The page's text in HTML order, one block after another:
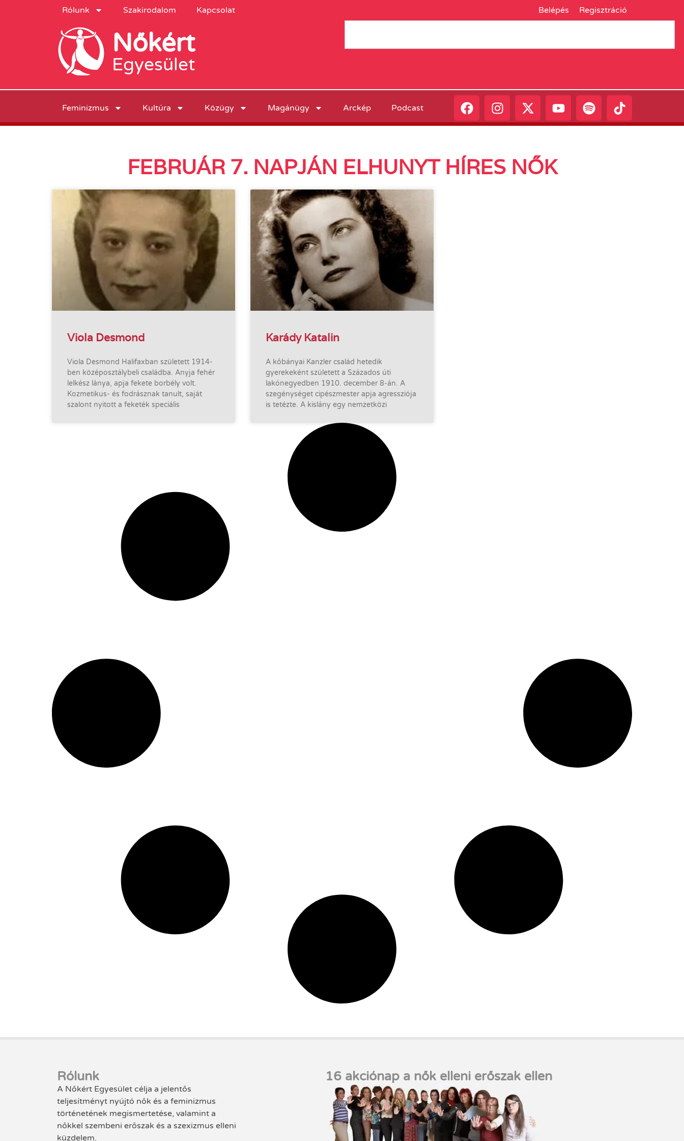
Rólunk Szakirodalom Kapcsolat Belépés Regisztráció
Nőkért
Egyesület
Feminizmus Kultúra Közügy Magánügy Arckép Podcast
FEBRUÁR 7. NAPJÁN ELHUNYT HÍRES NŐK
Viola Desmond
Viola Desmond Halifaxban született 1914-
ben középosztálybeli családba. Anyja fehér
lelkész lánya, apja fekete borbély volt.
Kozmetikus- és fodrásznak tanult, saját
szalont nyitott a feketék speciális
Karády Katalin
A kőbányai Kanzler család hetedik
gyerekeként született a Százados úti
lakónegyedben 1910. december 8-án. A
szegénységet cipészmester apja agressziója
is tetézte. A kislány egy nemzetközi
Rólunk
A Nőkért Egyesület célja a jelentős
teljesítményt nyújtó nők és a feminizmus
történetének megismertetése, valamint a
nőkkel szembeni erőszak és a szexizmus elleni
küzdelem.
16 akciónap a nők elleni erőszak ellen